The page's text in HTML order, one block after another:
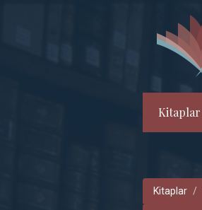
Kitaplar
Kitaplar